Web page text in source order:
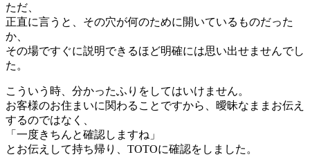
ただ、
正直に言うと、その穴が何のために開いているものだった
か、
その場ですぐに説明できるほど明確には思い出せませんでし
た。
こういう時、分かったふりをしてはいけません。
お客様のお住まいに関わることですから、曖昧なままお伝え
するのではなく、
「一度きちんと確認しますね」
とお伝えして持ち帰り、TOTOに確認をしました。